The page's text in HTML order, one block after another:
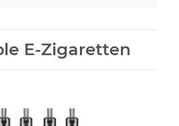
E-Zigaretten